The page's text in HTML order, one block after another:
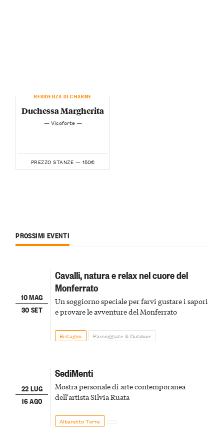
RESIDENZA DI CHARME
Duchessa Margherita
— Vicoforte —
PREZZO STANZE — 150€
PROSSIMI EVENTI
10 MAG
30 SET
Cavalli, natura e relax nel cuore del
Monferrato
Un soggiorno speciale per farvi gustare i sapori
e provare le avventure del Monferrato
Bistagno Passeggiate & Outdoor
22 LUG
16 AGO
SediMenti
Mostra personale di arte contemporanea
dell'artista Silvia Ruata
Albaretto Torre